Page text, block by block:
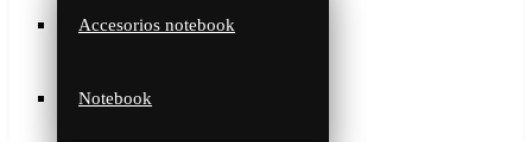
Accesorios notebook
Notebook